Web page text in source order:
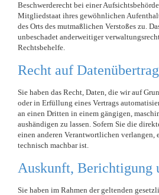
Beschwerderecht bei einer
Mitgliedstaat ihres gewöhnlichen
des Orts des mutmaßlichen Verstoßes zu.
unbeschadet anderweitiger
Rechtsbehelfe.
Recht auf
Sie haben das Recht, Daten, die wir auf
oder in Erfüllung eines Vertrags
an einen Dritten in einem gängigen,
aushändigen zu lassen. Sofern Sie die
einen anderen Verantwortlichen verlangen,
technisch machbar ist.
Auskunft, Berichtigung
Sie haben im Rahmen der geltenden